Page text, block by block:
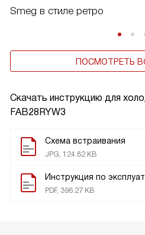
Скачать инструкцию для
FAB28RYW3
Схема встраивания
JPG, 124.82 KB
Инструкция по
PDF, 396.27 KB
Smeg в стиле ретро
ПОСМОТРЕТЬ